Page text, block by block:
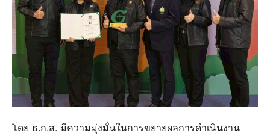
โดย ธ.ก.ส. มีความมุ่งมั่นในการขยายผลการดำเนินงาน